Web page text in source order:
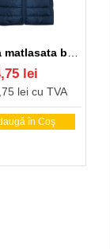
lei
lei cu TVA
în Coş